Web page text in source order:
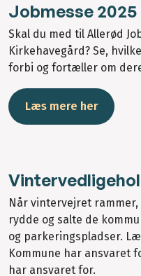
Jobmesse 2025
Skal du med til Allerød
Kirkehavegård? Se,
forbi og fortæller om
Læs mere her
Når vintervejret
rydde og salte de
og parkeringspladser.
Kommune har ansvaret
har ansvaret for.